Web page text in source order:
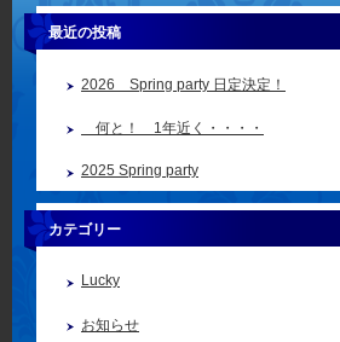
最近の投稿
2026 Spring party 日定決定！
何と！ 1年近く・・・・
2025 Spring party
カテゴリー
Lucky
お知らせ